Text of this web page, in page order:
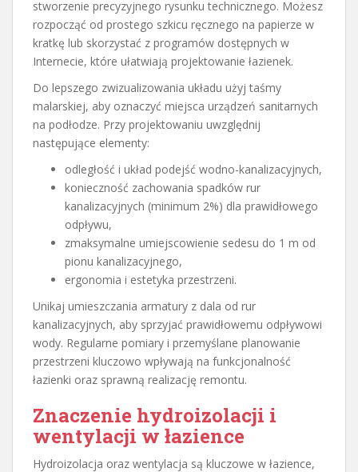
stworzenie precyzyjnego rysunku technicznego. Możesz
rozpocząć od prostego szkicu ręcznego na papierze w
kratkę lub skorzystać z programów dostępnych w
Internecie, które ułatwiają projektowanie łazienek.
Do lepszego zwizualizowania układu użyj taśmy
malarskiej, aby oznaczyć miejsca urządzeń sanitarnych
na podłodze. Przy projektowaniu uwzględnij
następujące elementy:
odległość i układ podejść wodno-kanalizacyjnych,
konieczność zachowania spadków rur
kanalizacyjnych (minimum 2%) dla prawidłowego
odpływu,
zmaksymalne umiejscowienie sedesu do 1 m od
pionu kanalizacyjnego,
ergonomia i estetyka przestrzeni.
Unikaj umieszczania armatury z dala od rur
kanalizacyjnych, aby sprzyjać prawidłowemu odpływowi
wody. Regularne pomiary i przemyślane planowanie
przestrzeni kluczowo wpływają na funkcjonalność
łazienki oraz sprawną realizację remontu.
Znaczenie hydroizolacji i
wentylacji w łazience
Hydroizolacja oraz wentylacja są kluczowe w łazience,